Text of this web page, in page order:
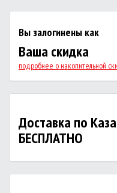
Вы залогинены как
Ваша скидка
подробнее о накопительной
Доставка по
БЕСПЛАТНО